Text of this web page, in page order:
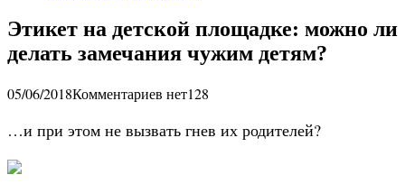
Этикет на детской площадке: можно ли
делать замечания чужим детям?
05/06/2018Комментариев нет128
…и при этом не вызвать гнев их родителей?